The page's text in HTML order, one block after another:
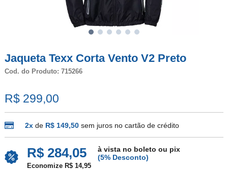
Jaqueta Texx Corta Vento V2 Preto
Cod. do Produto: 715266
R$ 299,00
2xde R$ 149,50 sem juros no cartão de crédito
R$ 284,05
à vista no boleto ou pix
(5% Desconto)
Economize R$ 14,95